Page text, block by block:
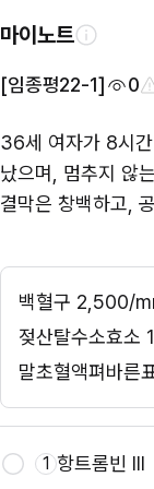
마이노트
[임종평22-1] 0
36세 여자가 8시
났으며, 멈추지 않
결막은 창백하고,
백혈구 2,500/
젖산탈수소효소
말초혈액펴바른
1 항트롬빈 III